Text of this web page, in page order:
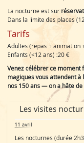
La nocturne est sur
Dans la limite des places
Tarifs
Adultes (repas + animation
Enfants (<12 ans) :20 €
Venez célébrer ce moment
magiques vous attendent
nos 150 ans — on a hâte
Les visites
11 avril
Les nocturnes (durée